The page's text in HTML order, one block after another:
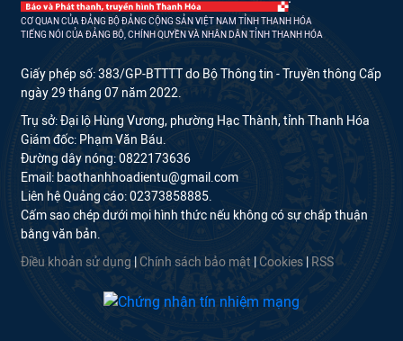
CƠ QUAN CỦA ĐẢNG BỘ ĐẢNG CỘNG SẢN VIỆT NAM TỈNH THANH HÓA
TIẾNG NÓI CỦA ĐẢNG BỘ, CHÍNH QUYỀN VÀ NHÂN DÂN TỈNH THANH HÓA
Giấy phép số: 383/GP-BTTTT do Bộ Thông tin - Truyền thông Cấp
ngày 29 tháng 07 năm 2022.
Trụ sở: Đại lộ Hùng Vương, phường Hạc Thành, tỉnh Thanh Hóa
Giám đốc: Phạm Văn Báu.
Đường dây nóng: 0822173636
Email: baothanhhoadientu@gmail.com
Liên hệ Quảng cáo: 02373858885.
Cấm sao chép dưới mọi hình thức nếu không có sự chấp thuận
bằng văn bản.
Điều khoản sử dụng Chính sách bảo mật Cookies RSS